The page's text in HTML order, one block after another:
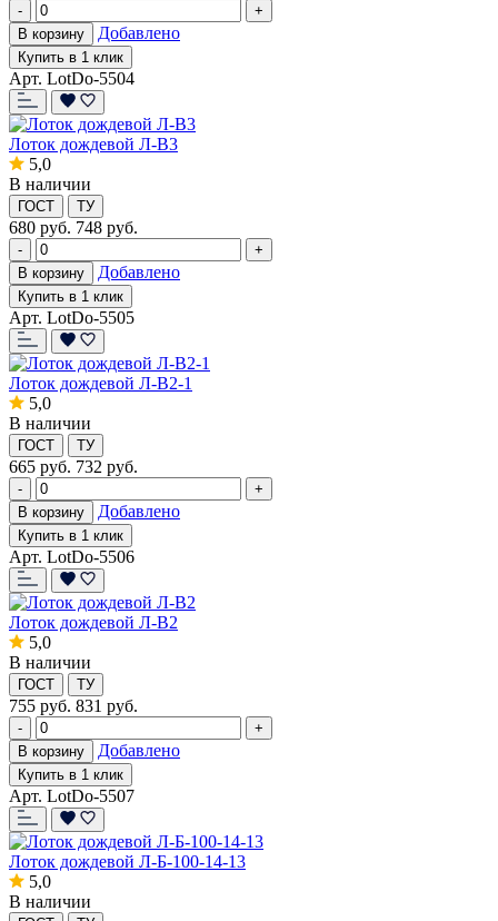
-
+
В корзину
Добавлено
Купить в 1 клик
Арт. LotDo-5504
Лоток дождевой Л-В3
5,0
В наличии
ГОСТ ТУ
680 руб. 748 руб.
-
+
В корзину
Добавлено
Купить в 1 клик
Арт. LotDo-5505
Лоток дождевой Л-В2-1
5,0
В наличии
ГОСТ ТУ
665 руб. 732 руб.
-
+
В корзину
Добавлено
Купить в 1 клик
Арт. LotDo-5506
Лоток дождевой Л-В2
5,0
В наличии
ГОСТ ТУ
755 руб. 831 руб.
-
+
В корзину
Добавлено
Купить в 1 клик
Арт. LotDo-5507
Лоток дождевой Л-Б-100-14-13
5,0
В наличии